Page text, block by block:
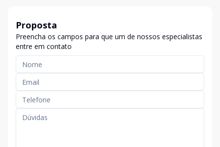
Proposta
Preencha os campos para que um de nossos especialistas
entre em contato